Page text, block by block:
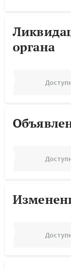
органа